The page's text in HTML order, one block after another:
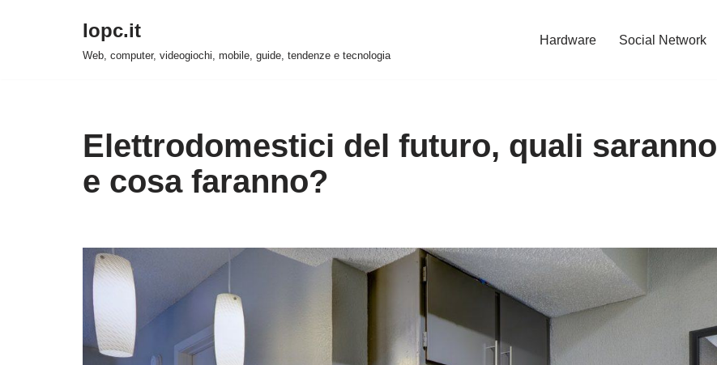
Iopc.it
Web, computer, videogiochi, mobile, guide, tendenze e tecnologia
Hardware Social Network
Elettrodomestici del futuro, quali saranno
e cosa faranno?